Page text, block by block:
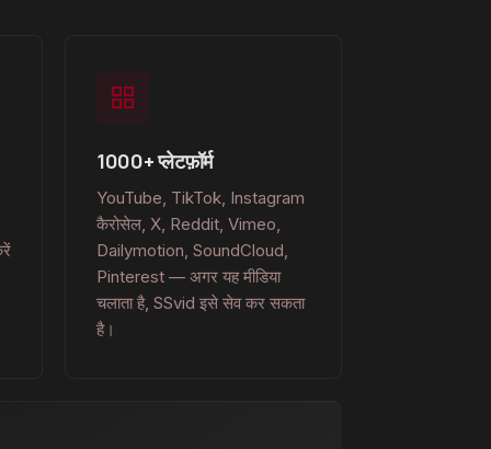
1000+ प्लेटफ़ॉर्म
YouTube, TikTok, Instagram
कैरोसेल, X, Reddit, Vimeo,
Dailymotion, SoundCloud,
Pinterest — अगर यह मीडिया
चलाता है, SSvid इसे सेव कर सकता
है।